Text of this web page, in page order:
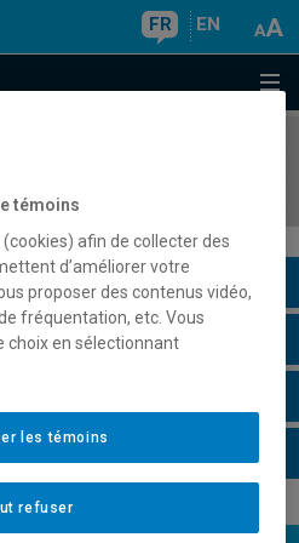
FR EN
témoins
afin de collecter des
d’améliorer votre
proposer des contenus vidéo,
fréquentation, etc. Vous
choix en sélectionnant
refuser
les témoins